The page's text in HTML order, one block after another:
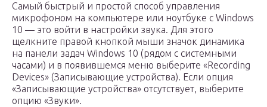
Самый быстрый и простой способ управления
микрофоном на компьютере или ноутбуке с Windows
10 — это войти в настройки звука. Для этого
щелкните правой кнопкой мыши значок динамика
на панели задач Windows 10 (рядом с системными
часами) и в появившемся меню выберите «Recording
Devices» (Записывающие устройства). Если опция
«Записывающие устройства» отсутствует, выберите
опцию «Звуки».